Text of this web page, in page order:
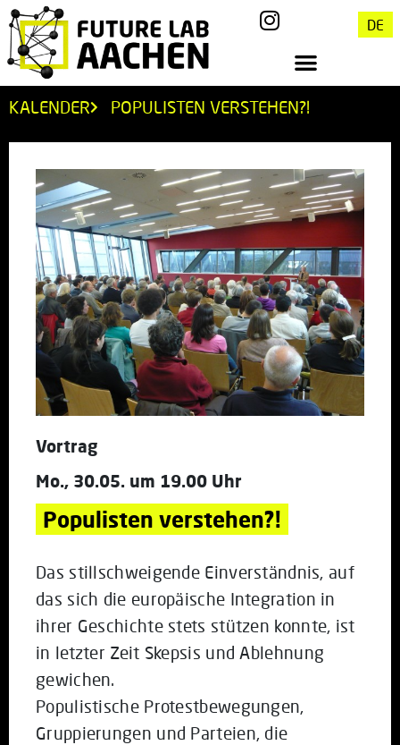
DE
KALENDER POPULISTEN VERSTEHEN?!
Vortrag
Mo., 30.05. um 19.00 Uhr
Populisten verstehen?!
Das stillschweigende Einverständnis, auf
das sich die europäische Integration in
ihrer Geschichte stets stützen konnte, ist
in letzter Zeit Skepsis und Ablehnung
gewichen.
Populistische Protestbewegungen,
Gruppierungen und Parteien, die